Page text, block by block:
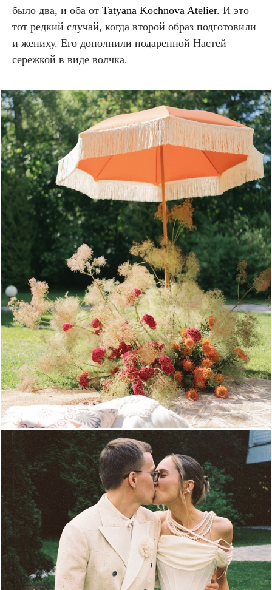
было два, и оба от Tatyana Kochnova Atelier. И это
тот редкий случай, когда второй образ подготовили
и жениху. Его дополнили подаренной Настей
сережкой в виде волчка.